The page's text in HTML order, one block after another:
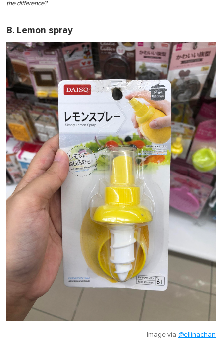
the difference?
8. Lemon spray
Image via @ellinachan